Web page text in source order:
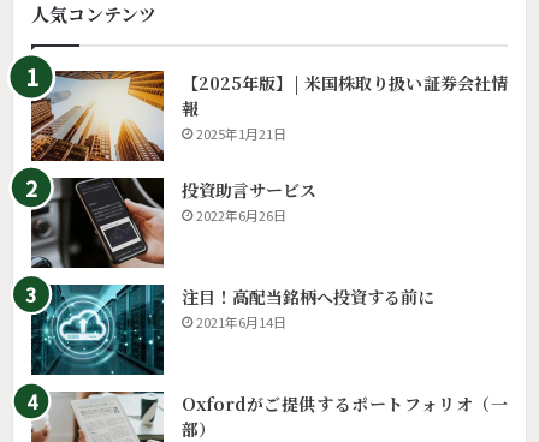
人気コンテンツ
【2025年版】| 米国株取り扱い証券会社情
報
2025年1月21日
投資助言サービス
2022年6月26日
注目！高配当銘柄へ投資する前に
2021年6月14日
Oxfordがご提供するポートフォリオ（一
部）